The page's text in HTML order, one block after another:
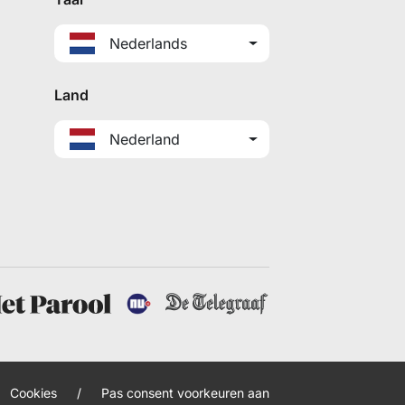
Nederlands
Land
Nederland
Cookies / Pas consent voorkeuren aan